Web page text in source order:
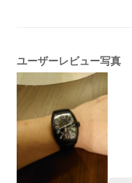
ユーザーレビュー写真